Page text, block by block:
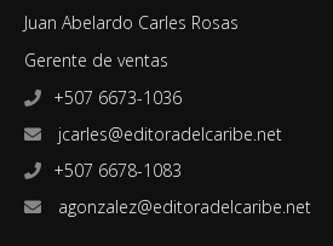
Juan Abelardo Carles Rosas
Gerente de ventas
+507 6673-1036
jcarles@editoradelcaribe.net
+507 6678-1083
agonzalez@editoradelcaribe.net